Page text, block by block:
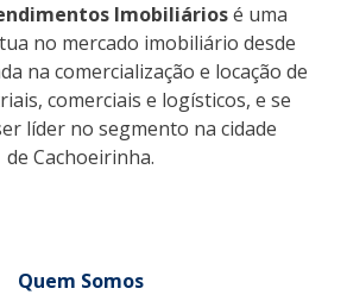
Imobiliáriosé uma
no mercado imobiliário desde
na comercialização e locação de
comerciais e logísticos, e se
líder no segmento na cidade
de Cachoeirinha.
Quem Somos